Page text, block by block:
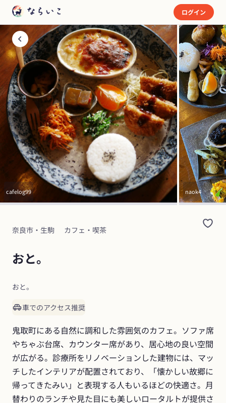
ログイン
cafelog99 naok4
奈良市・生駒 カフェ・喫茶
おと。
おと。
車でのアクセス推奨
鬼取町にある自然に調和した雰囲気のカフェ。ソファ席
やちゃぶ台席、カウンター席があり、居心地の良い空間
が広がる。診療所をリノベーションした建物には、マッ
チしたインテリアが配置されており、「懐かしい故郷に
帰ってきたみい」と表現する人もいるほどの快適さ。月
替わりのランチや見た目にも美しいロータルトが提供さ